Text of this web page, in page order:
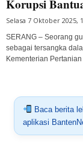
Korupsi
Selasa 7 Oktober 2025,
SERANG – Seorang
sebagai tersangka
Kementerian Pertanian
Baca berita
aplikasi